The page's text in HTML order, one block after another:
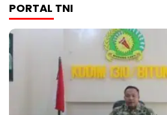
PORTAL TNI